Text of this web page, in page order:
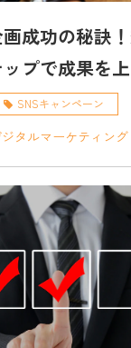
成功の秘訣
プで成果を
SNSキャンペーン
ジタルマーケティング